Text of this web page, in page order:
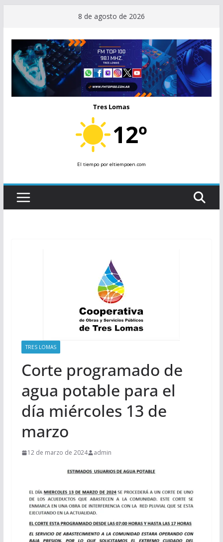
contenido
8 de agosto de 2026
Tres Lomas
12º
El tiempopor eltiempoen.com
TRES LOMAS
Corte programado de
agua potable para el
día miércoles 13 de
marzo
12 de marzo de 2024 admin